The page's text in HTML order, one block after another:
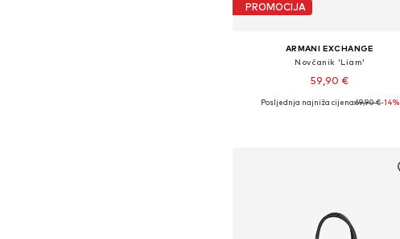
PROMOCIJA
ARMANI EXCHANGE
Novčanik 'Liam'
59,90 €
Dostupne veličine: One Size
Posljednja najniža cijena:69,90 €-14%